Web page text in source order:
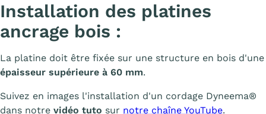
Installation des platines
ancrage bois :
La platine doit être fixée sur une structure en bois d'une
épaisseur supérieure à 60 mm.
Suivez en images l'installation d'un cordage Dyneema®
dans notre vidéo tuto sur notre chaîne YouTube.